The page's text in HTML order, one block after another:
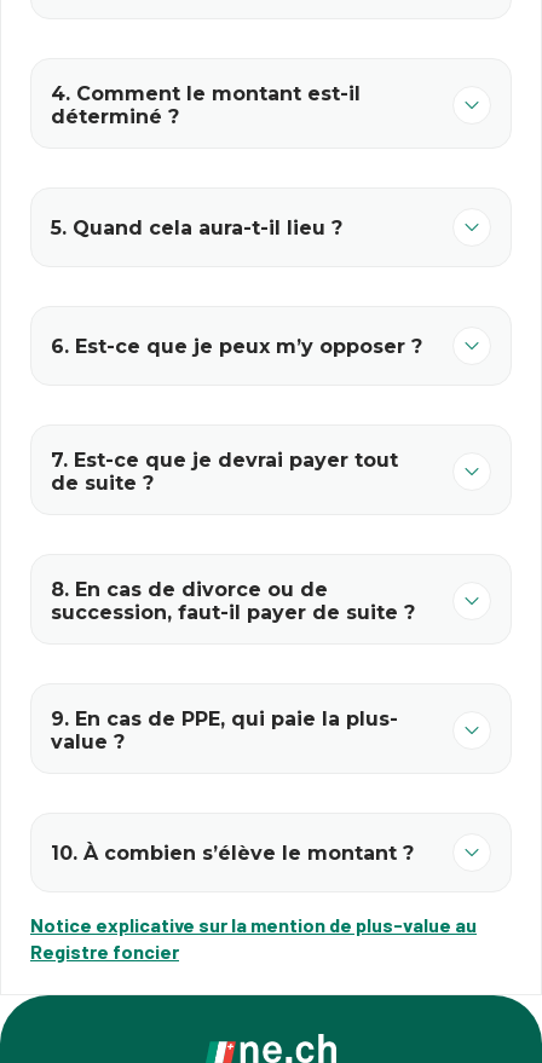
4. Comment le montant est-il
déterminé ?
5. Quand cela aura-t-il lieu ?
6. Est-ce que je peux m’y opposer ?
7. Est-ce que je devrai payer tout
de suite ?
8. En cas de divorce ou de
succession, faut-il payer de suite ?
9. En cas de PPE, qui paie la plus-
value ?
10. À combien s’élève le montant ?
Notice explicative sur la mention de plus-value au
Registre foncier